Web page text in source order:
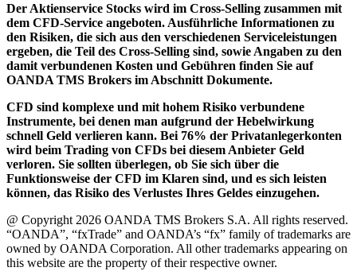
Der Aktienservice Stocks wird im Cross-Selling zusammen mit
dem CFD-Service angeboten. Ausführliche Informationen zu
den Risiken, die sich aus den verschiedenen Serviceleistungen
ergeben, die Teil des Cross-Selling sind, sowie Angaben zu den
damit verbundenen Kosten und Gebühren finden Sie auf
OANDA TMS Brokers im Abschnitt Dokumente.
CFD sind komplexe und mit hohem Risiko verbundene
Instrumente, bei denen man aufgrund der Hebelwirkung
schnell Geld verlieren kann. Bei 76% der Privatanlegerkonten
wird beim Trading von CFDs bei diesem Anbieter Geld
verloren. Sie sollten überlegen, ob Sie sich über die
Funktionsweise der CFD im Klaren sind, und es sich leisten
können, das Risiko des Verlustes Ihres Geldes einzugehen.
@ Copyright 2026 OANDA TMS Brokers S.A. All rights reserved.
“OANDA”, “fxTrade” and OANDA’s “fx” family of trademarks are
owned by OANDA Corporation. All other trademarks appearing on
this website are the property of their respective owner.